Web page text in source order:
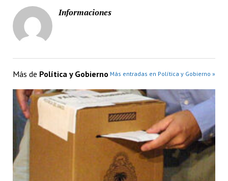
Informaciones
Más de Política y Gobierno Más entradas en Política y Gobierno »